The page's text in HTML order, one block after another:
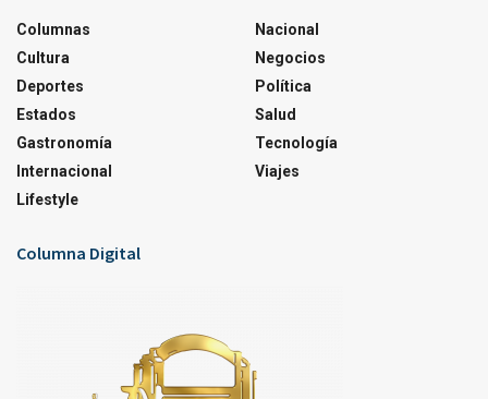
Columnas
Cultura
Deportes
Estados
Gastronomía
Internacional
Lifestyle
Nacional
Negocios
Política
Salud
Tecnología
Viajes
Columna Digital